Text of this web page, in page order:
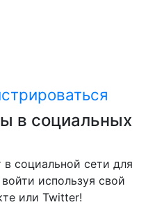
в социальных
в социальной сети для
используя свой
или Twitter!